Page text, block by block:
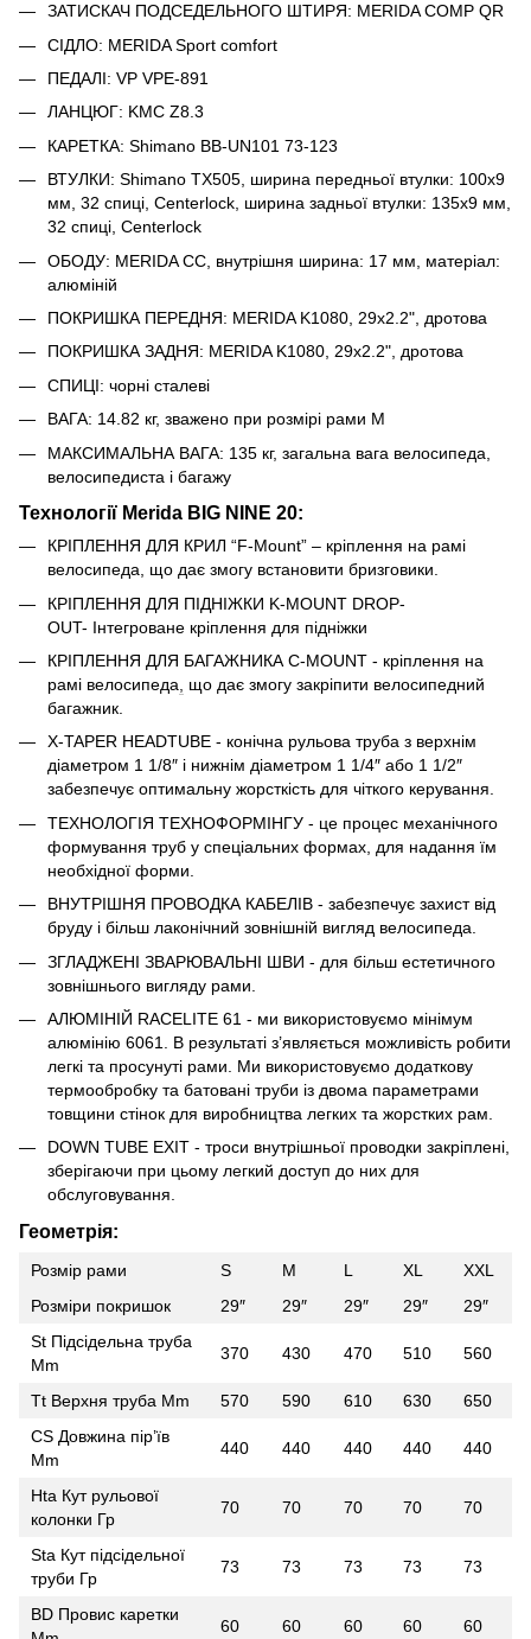
ЗАТИСКАЧ ПОДСЕДЕЛЬНОГО ШТИРЯ: MERIDA COMP QR
СІДЛО: MERIDA Sport comfort
ПЕДАЛІ: VP VPE-891
ЛАНЦЮГ: KMC Z8.3
КАРЕТКА: Shimano BB-UN101 73-123
ВТУЛКИ: Shimano TX505, ширина передньої втулки: 100x9
мм, 32 спиці, Centerlock, ширина задньої втулки: 135x9 мм,
32 спиці, Centerlock
ОБОДУ: MERIDA CC, внутрішня ширина: 17 мм, матеріал:
алюміній
ПОКРИШКА ПЕРЕДНЯ: MERIDA K1080, 29x2.2", дротова
ПОКРИШКА ЗАДНЯ: MERIDA K1080, 29x2.2", дротова
СПИЦІ: чорні сталеві
ВАГА: 14.82 кг, зважено при розмірі рами M
МАКСИМАЛЬНА ВАГА: 135 кг, загальна вага велосипеда,
велосипедиста і багажу
Технології Merida BIG NINE 20:
КРІПЛЕННЯ ДЛЯ КРИЛ “F-Mount” – кріплення на рамі
велосипеда, що дає змогу встановити бризговики.
КРІПЛЕННЯ ДЛЯ ПІДНІЖКИ K-MOUNT DROP-
OUT- Інтегроване кріплення для підніжки
КРІПЛЕННЯ ДЛЯ БАГАЖНИКА C-MOUNT - кріплення на
рамі велосипеда
що дає змогу закріпити велосипедний
багажник.
X-TAPER HEADTUBE - конічна рульова труба з верхнім
діаметром 1 1/8″ і нижнім діаметром 1 1/4″ або 1 1/2″
забезпечує оптимальну жорсткість для чіткого керування.
ТЕХНОЛОГІЯ ТЕХНОФОРМІНГУ - це процес механічного
формування труб у спеціальних формах, для надання їм
необхідної форми.
ВНУТРІШНЯ ПРОВОДКА КАБЕЛІВ - забезпечує захист від
бруду і більш лаконічний зовнішній вигляд велосипеда.
ЗГЛАДЖЕНІ ЗВАРЮВАЛЬНІ ШВИ - для більш естетичного
зовнішнього вигляду рами.
АЛЮМІНІЙ RACELITE 61 - ми використовуємо мінімум
алюмінію 6061. В результаті з’являється можливість робити
легкі та просунуті рами. Ми використовуємо додаткову
термообробку та батовані труби із двома параметрами
товщини стінок для виробництва легких та жорстких рам.
DOWN TUBE EXIT - троси внутрішньої проводки закріплені,
зберігаючи при цьому легкий доступ до них для
обслуговування.
Геометрія:
Розмір рами S M L XL
XXL
Розміри покришок
29″ 29″ 29″ 29″
29″
St Підсідельна труба
Mm
370 430 470 510 560
Tt Верхня труба Mm 570 590 610 630
650
CS Довжина пір’їв
Mm
440 440 440 440 440
Hta Кут рульової
колонки Гр
70 70 70 70 70
Sta Кут підсідельної
труби Гр
73 73 73 73 73
BD Провис каретки
60 60 60 60 60